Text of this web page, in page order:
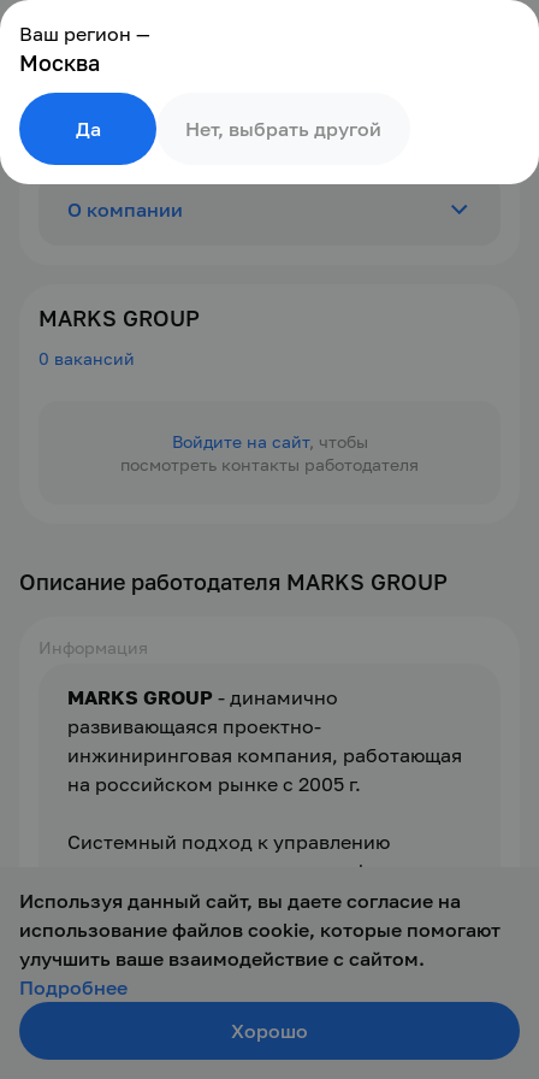
MARKS GROUP
0 вакансий
Войдите на сайт, чтобы
посмотреть контакты работодателя
О компании
Описание работодателя MARKS GROUP
Информация
MARKS GROUP - динамично
развивающаяся проектно-
инжиниринговая компания, работающая
на российском рынке с 2005 г.
Системный подход к управлению
проектами, понимание специфики
реализации проектов на территории РФ
и профессиональная команда позволяют
нам воплощать в жизнь самые сложные
проекты совместно с российскими и
– это слаженная команда
Используя данный сайт, вы даете согласие на
использование файлов cookie, которые помогают
улучшить ваше взаимодействие с сайтом.
Подробнее
Хорошо
Ваш регион —
Москва
Нет, выбрать другой
Да